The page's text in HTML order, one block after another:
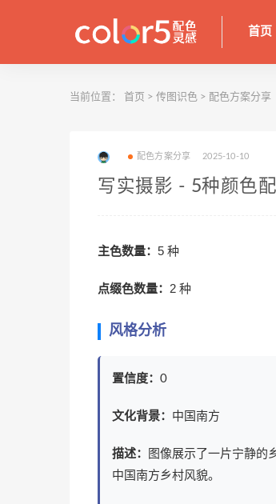
首页
当前位置： 首页 > 传图识色 > 配色方案分享
配色方案分享 2025-10-10
写实摄影 - 5种颜色
主色数量： 5 种
点缀色数量： 2 种
风格分析
置信度： 0
文化背景： 中国南方
描述：
图像展示了一片宁静的
中国南方乡村风貌。